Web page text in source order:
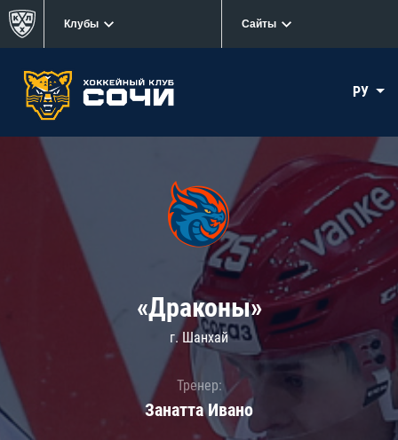
Клубы Сайты
РУ
«Драконы»
г. Шанхай
Тренер:
Занатта Иванo